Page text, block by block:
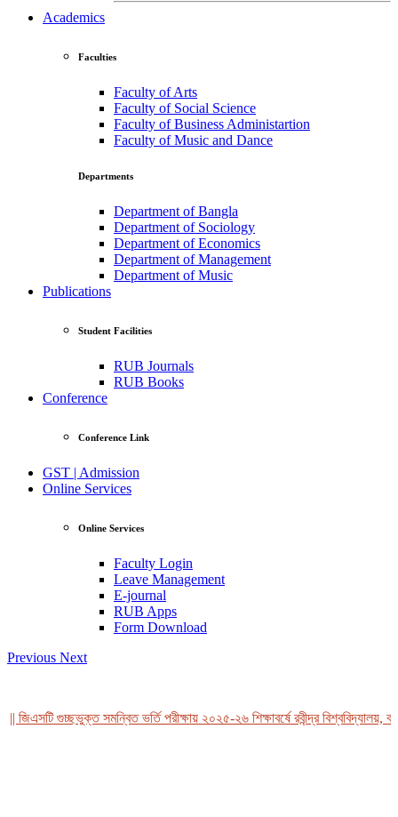
Academics
Faculties
Faculty of Arts
Faculty of Social Science
Faculty of Business Administartion
Faculty of Music and Dance
Departments
Department of Bangla
Department of Sociology
Department of Economics
Department of Management
Department of Music
Publications
Student Facilities
RUB Journals
RUB Books
Conference
Conference Link
GST | Admission
Online Services
Online Services
Faculty Login
Leave Management
E-journal
RUB Apps
Form Download
Previous Next
গুচ্ছভুক্ত সমন্বিত ভর্তি পরীক্ষায় ২০২৫-২৬ শিক্ষাবর্ষে রবীন্দ্র বিশ্ববিদ্যালয়,